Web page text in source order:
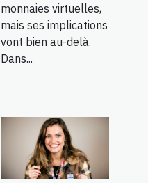
monnaies virtuelles,
mais ses implications
vont bien au-delà.
Dans...